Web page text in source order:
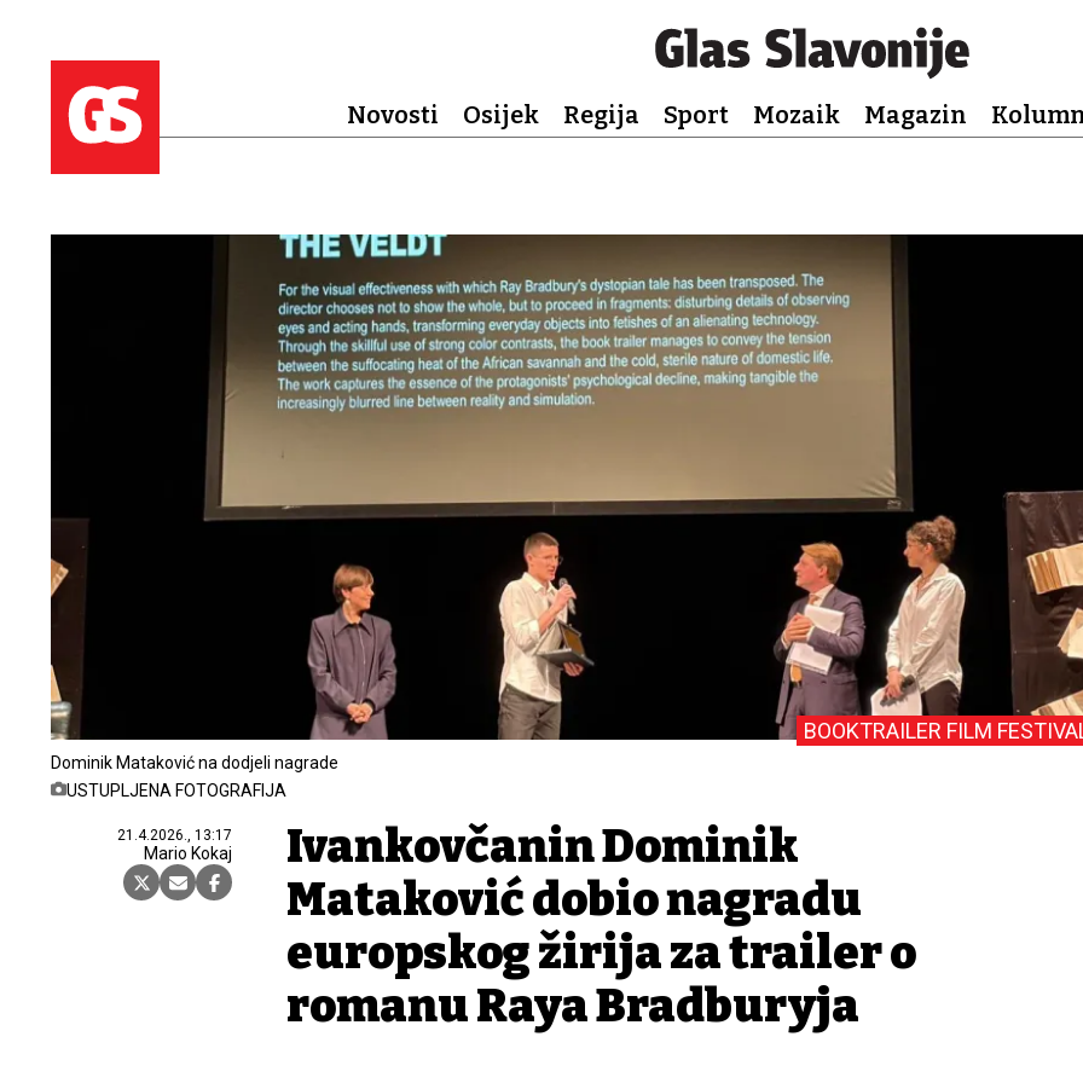
Novosti Osijek Regija Sport Mozaik Magazin
Dominik Mataković na dodjeli nagrade
USTUPLJENA FOTOGRAFIJA
21.4.2026., 13:17
Mario Kokaj
BOOKTRAILER FILM
Ivankovčanin Dominik
Mataković dobio nagradu
europskog žirija za trailer o
romanu Raya Bradburyja